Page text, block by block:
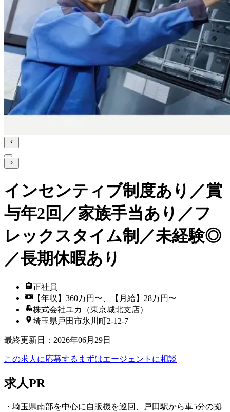
インセンティブ制度あり／賞
与年2回／家族手当あり／フ
レックスタイム制／未経験◎
／長期休暇あり
正社員
【年収】360万円〜、【月給】28万円〜
株式会社ユカ（東京城北支店）
埼玉県戸田市氷川町2-12-7
最終更新日 ： 2026年06月29日
この求人に応募する まずはエージェントに相談
求人PR
・埼玉県南部を中心に自販機を巡回、戸田駅から車5分の拠